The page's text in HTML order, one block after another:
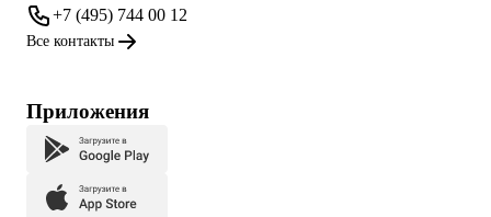
+7 (495) 744 00 12
Все контакты
Приложения